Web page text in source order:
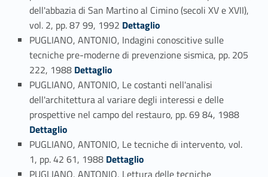
dell'abbazia di San Martino al Cimino (secoli XV e XVII),
vol. 2, pp. 87 99, 1992 Link identifier #identifier_person_43164-96
Dettaglio
PUGLIANO, ANTONIO, Indagini conoscitive sulle
tecniche pre-moderne di prevenzione sismica, pp. 205
222, 1988 Link identifier #identifier_person_103273-97
Dettaglio
PUGLIANO, ANTONIO, Le costanti nell'analisi
dell'architettura al variare degli interessi e delle
prospettive nel campo del restauro, pp. 69 84, 1988Link identifier #identifier_person_127038-98
Dettaglio
PUGLIANO, ANTONIO, Le tecniche di intervento, vol.
1, pp. 42 61, 1988 Link identifier #identifier_person_57135-99
Dettaglio